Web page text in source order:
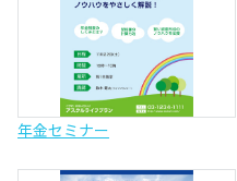
年金セミナー